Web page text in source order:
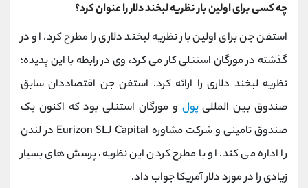
چه کسی برای اولین بار نظریه لبخند دلار را عنوان کرد؟
استفن جن برای اولین بار نظریه لبخند دلاری را مطرح کرد. او در
گذشته در مورگان استنلی کار می ‌کرد، وی در رابطه با این پدیده؛
نظریه لبخند دلاری را ارائه کرد. استفن جن اقتصاددان سابق
صندوق بین ‌المللیپول و مورگان استنلی بود که اکنون یک
صندوق تامینی و شرکت مشاوره Eurizon SLJ Capital در لندن
را اداره می ‌کند. او با مطرح کردن این نظریه، پرسش های بسیار
زیادی را در مورد دلار آمریکا جواب داد.